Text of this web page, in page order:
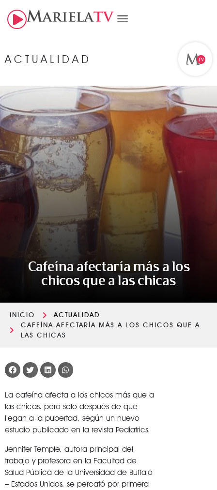
ACTUALIDAD
Cafeína afectaría más a los
chicos que a las chicas
INICIO
ACTUALIDAD
CAFEÍNA AFECTARÍA MÁS A LOS CHICOS QUE A
LAS CHICAS
La cafeína afecta a los chicos más que a
las chicas, pero solo después de que
llegan a la pubertad, según un nuevo
estudio publicado en la revista Pediatrics.
Jennifer Temple, autora principal del
trabajo y profesora en la Facultad de
Salud Pública de la Universidad de Buffalo
– Estados Unidos, se percató por primera